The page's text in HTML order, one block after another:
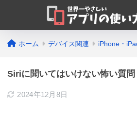
ホーム デバイス関連 iPhone・
Siriに聞いてはいけない怖い質
2024年12月8日